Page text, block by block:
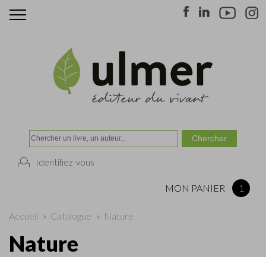
Identifiez-vous
MON PANIER 1
Accueil » Catalogue » Nature
Nature